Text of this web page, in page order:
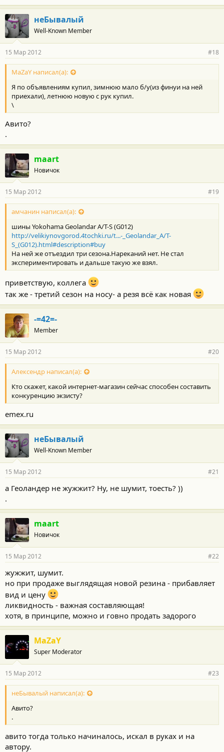
неБывалый
Well-Known Member
15 Мар 2012 #18
MaZaY написал(а):
Я по объявлениям купил, зимнюю мало б/у(из финуи на ней
приехали), летнюю новую с рук купил.
\
Авито?
.
maart
Новичок
15 Мар 2012 #19
амчанин написал(а):
шины Yokohama Geolandar A/T-S (G012)
http://velikiynovgorod.4tochki.ru/t...-_Geolandar_A/T-
S_(G012).html#description#buy
На ней же отъездил три сезона.Нареканий нет. Не стал
экспериментировать и дальше такую же взял.
приветствую, коллега
так же - третий сезон на носу- а резя всё как новая
-=42=-
Member
15 Мар 2012 #20
Алексендр написал(а):
Кто скажет, какой интернет-магазин сейчас способен составить
конкуренцию экзисту?
emex.ru
неБывалый
Well-Known Member
15 Мар 2012 #21
а Геоландер не жужжит? Ну, не шумит, тоесть? ))
.
maart
Новичок
15 Мар 2012 #22
жужжит, шумит.
но при продаже выглядящая новой резина - прибавляет
вид и цену
ликвидность - важная составляющая!
хотя, в принципе, можно и говно продать задорого
MaZaY
Super Moderator
15 Мар 2012 #23
неБывалый написал(а):
Авито?
.
авито тогда только начиналось, искал в руках и на
автору.